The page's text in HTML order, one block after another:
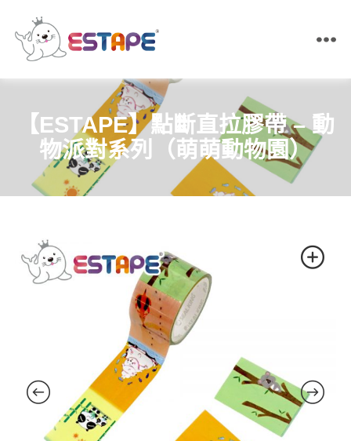
王
貼・
帶・
膠
【ESTAPE】點斷直拉膠帶 – 動
物派對系列（萌萌動物園）